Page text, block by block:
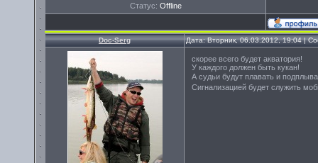
Статус: Offline
Doc-Serg Дата: Вторник, 06.03.2012, 19:04 |
скорее всего будет акватория!
У каждого должен быть кукан!
А судьи будут плавать и
Сигнализацией будет служить